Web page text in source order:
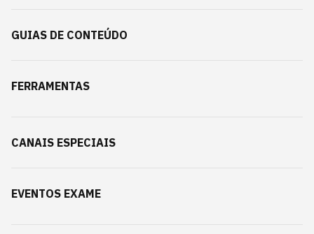
GUIAS DE CONTEÚDO
FERRAMENTAS
CANAIS ESPECIAIS
EVENTOS EXAME